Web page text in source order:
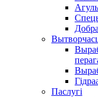
Паслугі